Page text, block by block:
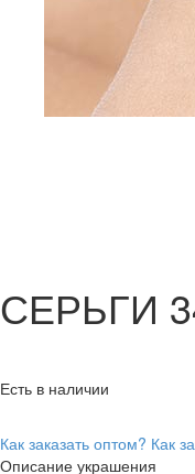
СЕРЬГИ
Есть в наличии
Как заказать оптом? Как
Описание украшения